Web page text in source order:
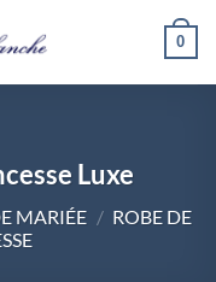
0
Luxe
MARIÉE / ROBE DE